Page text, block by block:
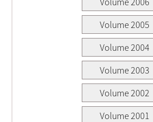
Volume 2005
Volume 2004
Volume 2003
Volume 2002
Volume 2001